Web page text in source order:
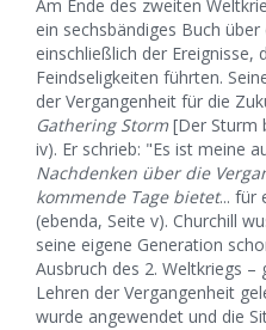
Am Ende des zweiten
ein sechsbändiges Buch
einschließlich der Ereignisse,
Feindseligkeiten führten.
der Vergangenheit für die
Gathering Storm [Der Sturm
iv). Er schrieb: "Es ist meine
Nachdenken über die
kommende Tage bietet... für
(ebenda, Seite v). Churchill
seine eigene Generation
Ausbruch des 2. Weltkriegs
Lehren der Vergangenheit
wurde angewendet und die